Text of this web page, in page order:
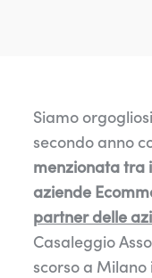
Siamo
secondo anno
menzionata tra
aziende
partner delle
Casaleggio
scorso a